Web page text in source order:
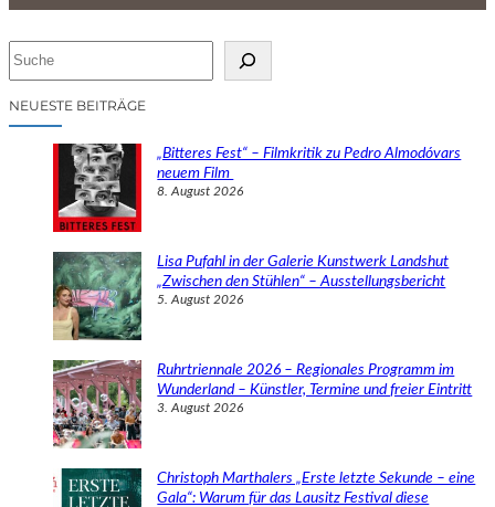
NEUESTE BEITRÄGE
„Bitteres Fest“ – Filmkritik zu Pedro Almodóvars
neuem Film
8. August 2026
Lisa Pufahl in der Galerie Kunstwerk Landshut
„Zwischen den Stühlen“ – Ausstellungsbericht
5. August 2026
Ruhrtriennale 2026 – Regionales Programm im
Wunderland – Künstler, Termine und freier Eintritt
3. August 2026
Christoph Marthalers „Erste letzte Sekunde – eine
Gala“: Warum für das Lausitz Festival diese